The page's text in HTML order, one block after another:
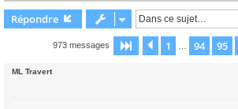
Répondre
973 messages Page 98 sur 98
Précédente
1 94 95
ML Travert